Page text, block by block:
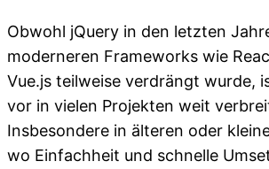
Obwohl jQuery in den letzten
moderneren Frameworks wie
Vue.js teilweise verdrängt wurde,
vor in vielen Projekten weit
Insbesondere in älteren oder
wo Einfachheit und schnelle